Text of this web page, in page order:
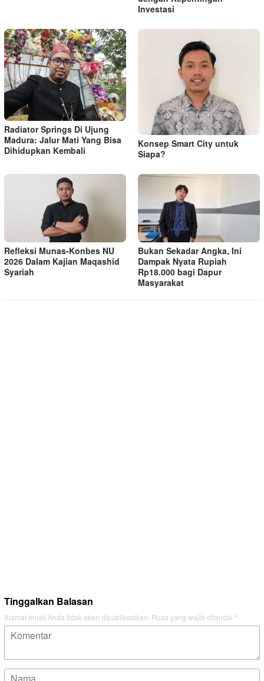
Investasi
Radiator Springs Di Ujung
Madura: Jalur Mati Yang Bisa
Dihidupkan Kembali
Konsep Smart City untuk
Siapa?
Refleksi Munas-Konbes NU
2026 Dalam Kajian Maqashid
Syariah
Bukan Sekadar Angka, Ini
Dampak Nyata Rupiah
Rp18.000 bagi Dapur
Masyarakat
Tinggalkan Balasan
Alamat email Anda tidak akan dipublikasikan. Ruas yang wajib ditandai *